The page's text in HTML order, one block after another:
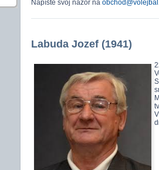
Napíšte svoj názor na
Labuda Jozef (1941)